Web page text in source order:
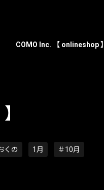
COMO Inc. 【 onlineshop 】
くの 1月 ＃10月